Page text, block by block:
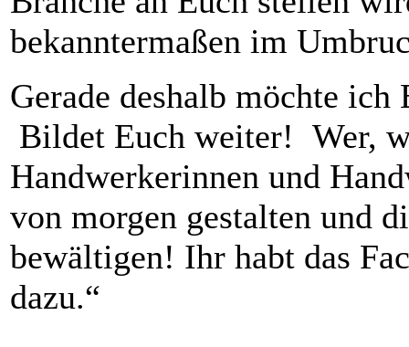
bekanntermaßen im
Gerade deshalb möchte
Bildet Euch weiter! Wer,
Handwerkerinnen und
von morgen gestalten und
bewältigen! Ihr habt das
dazu.“